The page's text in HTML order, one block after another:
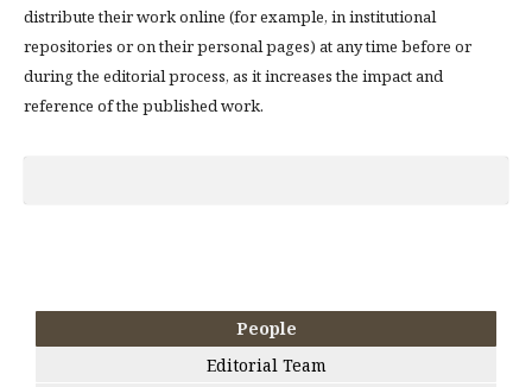
distribute their work online (for example, in institutional
repositories or on their personal pages) at any time before or
during the editorial process, as it increases the impact and
reference of the published work.
People
Editorial Team